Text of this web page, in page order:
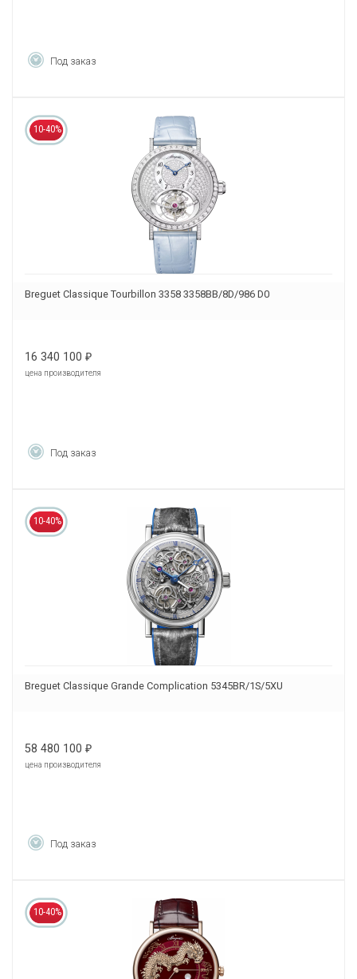
Под заказ
10-40%
Breguet Classique Tourbillon 3358 3358BB/8D/986 D0
16 340 100 ₽
цена производителя
Под заказ
10-40%
Breguet Classique Grande Complication 5345BR/1S/5XU
58 480 100 ₽
цена производителя
Под заказ
10-40%